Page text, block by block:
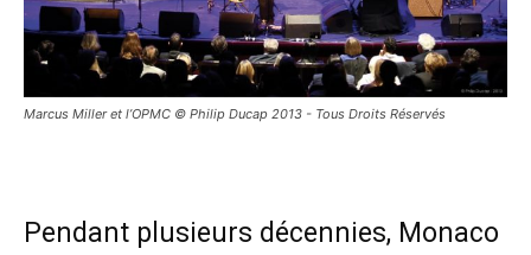
Marcus Miller et l’OPMC © Philip Ducap 2013 - Tous Droits Réservés
Pendant plusieurs décennies, Monaco